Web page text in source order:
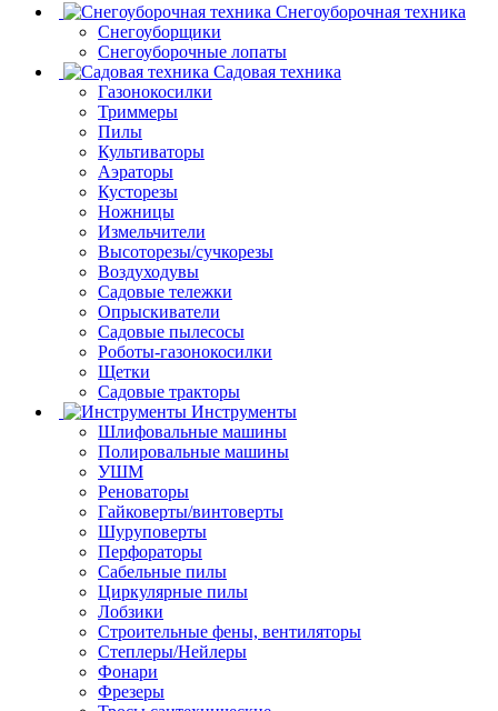
Снегоуборочная техника
Снегоуборщики
Снегоуборочные лопаты
Садовая техника
Газонокосилки
Триммеры
Пилы
Культиваторы
Аэраторы
Кусторезы
Ножницы
Измельчители
Высоторезы/сучкорезы
Воздуходувы
Садовые тележки
Опрыскиватели
Садовые пылесосы
Роботы-газонокосилки
Щетки
Садовые тракторы
Инструменты
Шлифовальные машины
Полировальные машины
УШМ
Реноваторы
Гайковерты/винтоверты
Шуруповерты
Перфораторы
Сабельные пилы
Циркулярные пилы
Лобзики
Строительные фены, вентиляторы
Степлеры/Нейлеры
Фонари
Фрезеры